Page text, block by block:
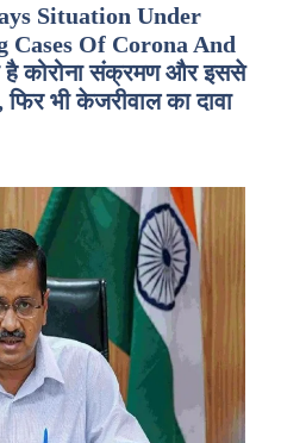
Situation Under
Of Corona And
है कोरोना संक्रमण और इससे
भी केजरीवाल का दावा